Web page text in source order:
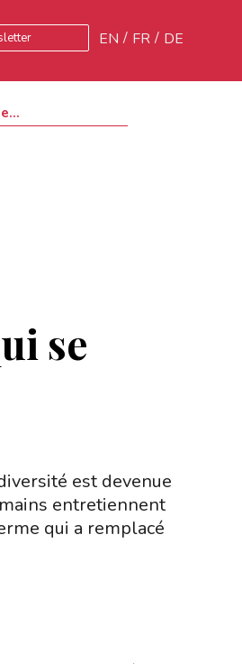
EN FR DE
se
est devenue
entretiennent
qui a remplacé